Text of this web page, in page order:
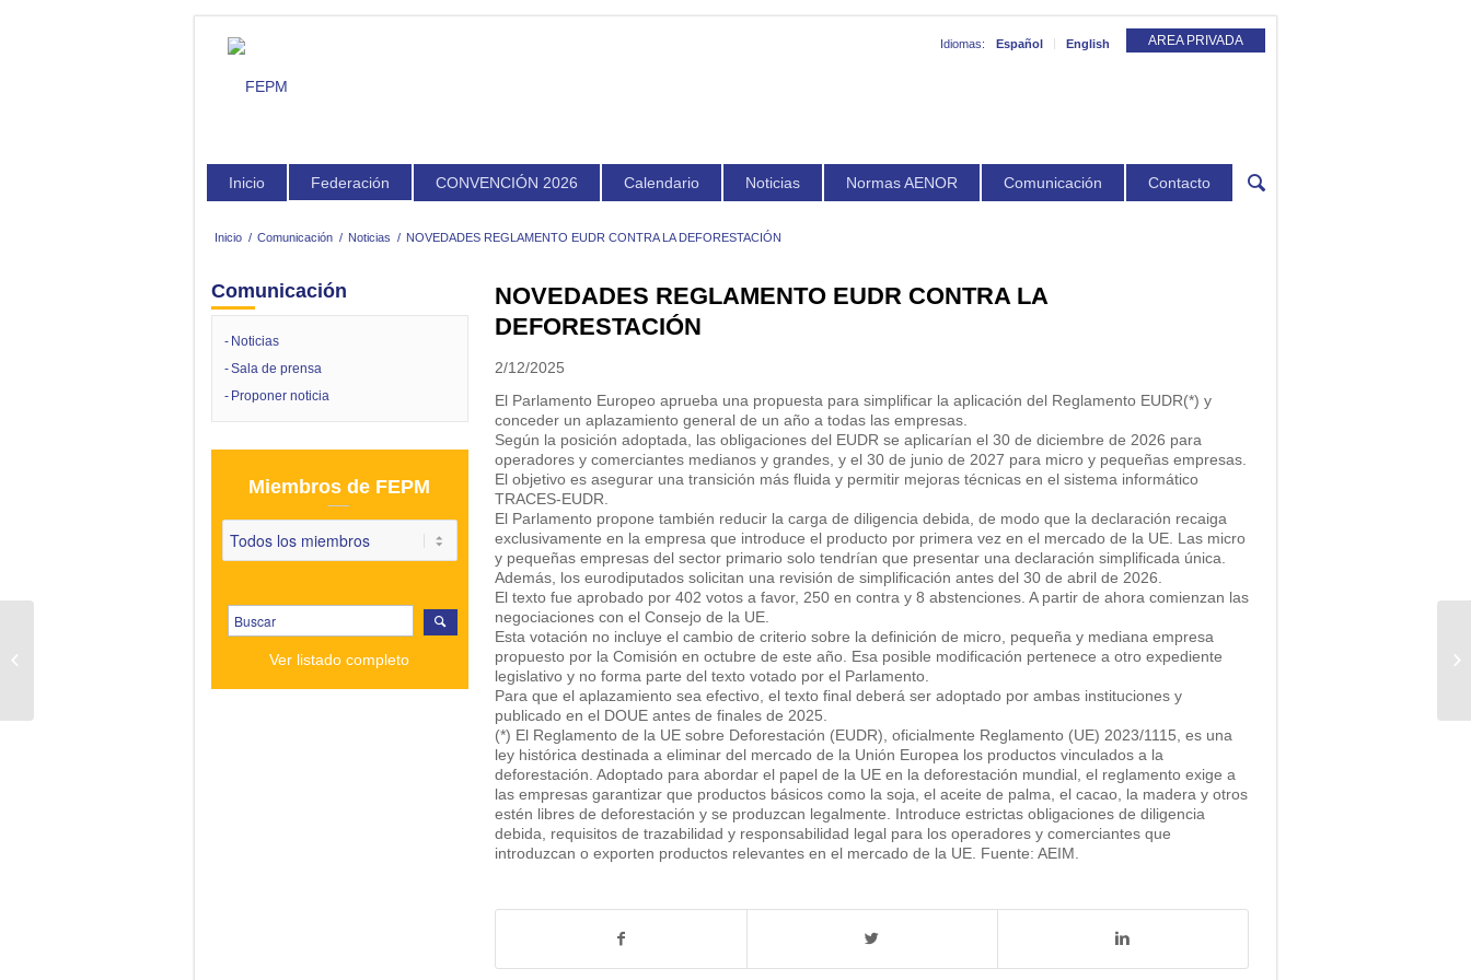
AREA PRIVADA
Idiomas: Español English
Inicio Federación CONVENCIÓN 2026 Calendario Noticias Normas AENOR Comunicación Contacto
Inicio / Comunicación / Noticias / NOVEDADES REGLAMENTO EUDR CONTRA LA DEFORESTACIÓN
NOVEDADES REGLAMENTO EUDR CONTRA LA
DEFORESTACIÓN
2/12/2025
El Parlamento Europeo aprueba una propuesta para simplificar la aplicación del Reglamento EUDR(*) y
conceder un aplazamiento general de un año a todas las empresas.
Según la posición adoptada, las obligaciones del EUDR se aplicarían el 30 de diciembre de 2026 para
operadores y comerciantes medianos y grandes, y el 30 de junio de 2027 para micro y pequeñas empresas.
El objetivo es asegurar una transición más fluida y permitir mejoras técnicas en el sistema informático
TRACES-EUDR.
El Parlamento propone también reducir la carga de diligencia debida, de modo que la declaración recaiga
exclusivamente en la empresa que introduce el producto por primera vez en el mercado de la UE. Las micro
y pequeñas empresas del sector primario solo tendrían que presentar una declaración simplificada única.
Además, los eurodiputados solicitan una revisión de simplificación antes del 30 de abril de 2026.
El texto fue aprobado por 402 votos a favor, 250 en contra y 8 abstenciones. A partir de ahora comienzan las
negociaciones con el Consejo de la UE.
Esta votación no incluye el cambio de criterio sobre la definición de micro, pequeña y mediana empresa
propuesto por la Comisión en octubre de este año. Esa posible modificación pertenece a otro expediente
legislativo y no forma parte del texto votado por el Parlamento.
Para que el aplazamiento sea efectivo, el texto final deberá ser adoptado por ambas instituciones y
publicado en el DOUE antes de finales de 2025.
(*) El Reglamento de la UE sobre Deforestación (EUDR), oficialmente Reglamento (UE) 2023/1115, es una
ley histórica destinada a eliminar del mercado de la Unión Europea los productos vinculados a la
deforestación. Adoptado para abordar el papel de la UE en la deforestación mundial, el reglamento exige a
las empresas garantizar que productos básicos como la soja, el aceite de palma, el cacao, la madera y otros
estén libres de deforestación y se produzcan legalmente. Introduce estrictas obligaciones de diligencia
debida, requisitos de trazabilidad y responsabilidad legal para los operadores y comerciantes que
introduzcan o exporten productos relevantes en el mercado de la UE. Fuente: AEIM.
Comunicación
Noticias
Sala de prensa
Proponer noticia
Miembros de FEPM
Ver listado completo